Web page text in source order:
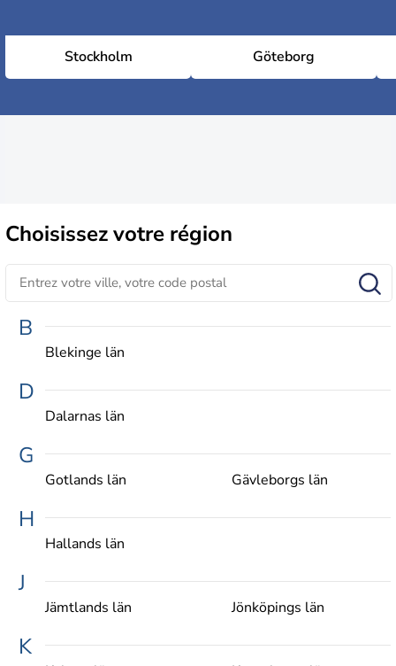
Stockholm Göteborg
Choisissezvotre région
B
Blekinge län
D
Dalarnas län
G
Gotlands län Gävleborgs län
H
Hallands län
J
Jämtlands län Jönköpings län
K